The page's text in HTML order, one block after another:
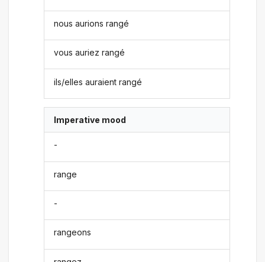
nous aurions rangé
vous auriez rangé
ils/elles auraient rangé
Imperative mood
-
range
-
rangeons